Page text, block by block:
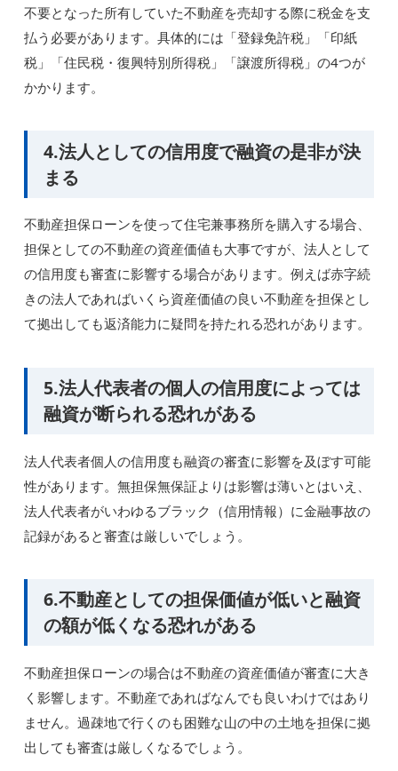
不要となった所有していた不動産を売却する際に税金を支
払う必要があります。具体的には「登録免許税」「印紙
税」「住民税・復興特別所得税」「譲渡所得税」の4つが
かかります。
4.法人としての信用度で融資の是非が決
まる
不動産担保ローンを使って住宅兼事務所を購入する場合、
担保としての不動産の資産価値も大事ですが、法人として
の信用度も審査に影響する場合があります。例えば赤字続
きの法人であればいくら資産価値の良い不動産を担保とし
て拠出しても返済能力に疑問を持たれる恐れがあります。
5.法人代表者の個人の信用度によっては
融資が断られる恐れがある
法人代表者個人の信用度も融資の審査に影響を及ぼす可能
性があります。無担保無保証よりは影響は薄いとはいえ、
法人代表者がいわゆるブラック（信用情報）に金融事故の
記録があると審査は厳しいでしょう。
6.不動産としての担保価値が低いと融資
の額が低くなる恐れがある
不動産担保ローンの場合は不動産の資産価値が審査に大き
く影響します。不動産であればなんでも良いわけではあり
ません。過疎地で行くのも困難な山の中の土地を担保に拠
出しても審査は厳しくなるでしょう。